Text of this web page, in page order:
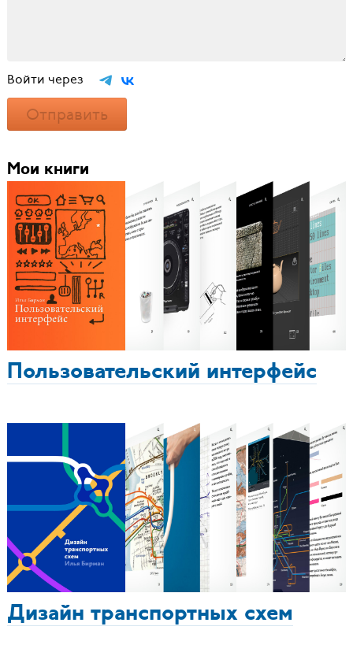
Войти через
Отправить
Мои книги
Пользовательский интерфейс
Дизайн транспортных схем